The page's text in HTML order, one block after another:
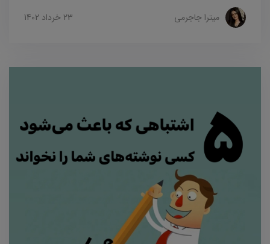
میترا جاجرمی 23 خرداد 1402